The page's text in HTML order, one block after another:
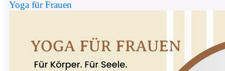
Yoga für Frauen